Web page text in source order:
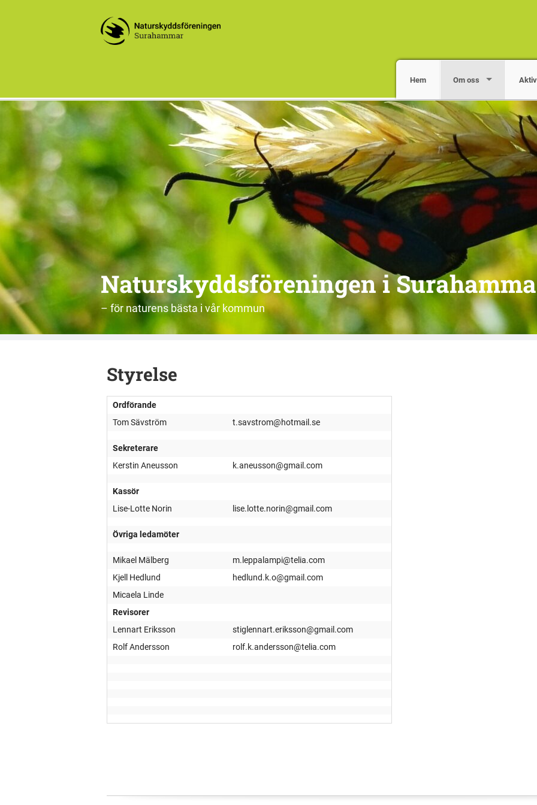
Hem Om oss
Naturskyddsföreningen i
– för naturens bästa i vår kommun
Styrelse
Ordförande
Tom Sävström
t.savstrom@hotmail.se
Sekreterare
Kerstin Aneusson
k.aneusson@gmail.com
Kassör
Lise-Lotte Norin
lise.lotte.norin@gmail.com
Övriga ledamöter
Mikael Mälberg
m.leppalampi@telia.com
Kjell Hedlund
hedlund.k.o@gmail.com
Micaela Linde
Revisorer
Lennart Eriksson
stiglennart.eriksson@gmail.com
Rolf Andersson
rolf.k.andersson@telia.com